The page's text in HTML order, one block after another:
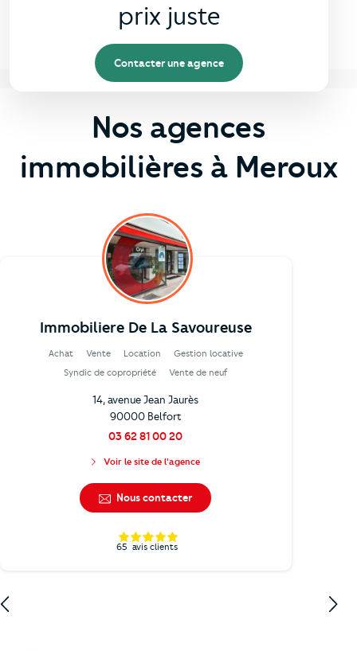
prix juste
Contacter une agence
Nos agences
immobilières à Meroux
Immobiliere De La Savoureuse
Achat Vente Location
Gestion locative
Syndic de copropriété
Vente de neuf
14, avenue Jean Jaurès
90000 Belfort
03 62 81 00 20
Voir le site de l'agence
Nous contacter
65 avis clients